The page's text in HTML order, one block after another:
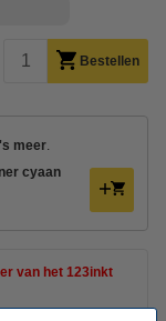
Bestellen
meer
cyaan
van het 123inkt